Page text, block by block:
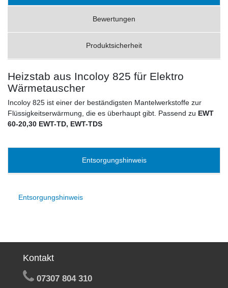
Bewertungen
Produktsicherheit
Heizstab aus Incoloy 825 für Elektro
Wärmetauscher
Incoloy 825 ist einer der beständigsten Mantelwerkstoffe zur
Flüssigkeitserwärmung, die es überhaupt gibt. Passend zu EWT
60-20,30 EWT-TD, EWT-TDS
Entsorgungshinweis
Entsorgungshinweis
Kontakt
07307 804 310